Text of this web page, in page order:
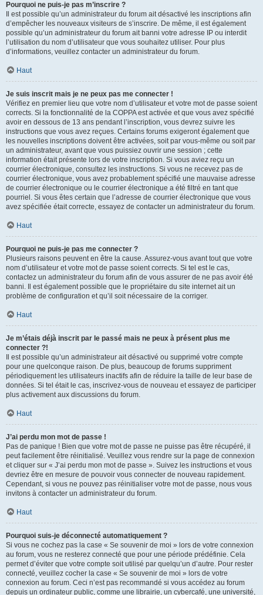
Pourquoi ne puis-je pas m’inscrire ?
Il est possible qu’un administrateur du forum ait désactivé les inscriptions afin
d’empêcher les nouveaux visiteurs de s’inscrire. De même, il est également
possible qu’un administrateur du forum ait banni votre adresse IP ou interdit
l’utilisation du nom d’utilisateur que vous souhaitez utiliser. Pour plus
d’informations, veuillez contacter un administrateur du forum.
Haut
Je suis inscrit mais je ne peux pas me connecter !
Vérifiez en premier lieu que votre nom d’utilisateur et votre mot de passe soient
corrects. Si la fonctionnalité de la COPPA est activée et que vous avez spécifié
avoir en dessous de 13 ans pendant l’inscription, vous devrez suivre les
instructions que vous avez reçues. Certains forums exigeront également que
les nouvelles inscriptions doivent être activées, soit par vous-même ou soit par
un administrateur, avant que vous puissiez ouvrir une session ; cette
information était présente lors de votre inscription. Si vous aviez reçu un
courrier électronique, consultez les instructions. Si vous ne recevez pas de
courrier électronique, vous avez probablement spécifié une mauvaise adresse
de courrier électronique ou le courrier électronique a été filtré en tant que
pourriel. Si vous êtes certain que l’adresse de courrier électronique que vous
avez spécifiée était correcte, essayez de contacter un administrateur du forum.
Haut
Pourquoi ne puis-je pas me connecter ?
Plusieurs raisons peuvent en être la cause. Assurez-vous avant tout que votre
nom d’utilisateur et votre mot de passe soient corrects. Si tel est le cas,
contactez un administrateur du forum afin de vous assurer de ne pas avoir été
banni. Il est également possible que le propriétaire du site internet ait un
problème de configuration et qu’il soit nécessaire de la corriger.
Haut
Je m’étais déjà inscrit par le passé mais ne peux à présent plus me
connecter ?!
Il est possible qu’un administrateur ait désactivé ou supprimé votre compte
pour une quelconque raison. De plus, beaucoup de forums suppriment
périodiquement les utilisateurs inactifs afin de réduire la taille de leur base de
données. Si tel était le cas, inscrivez-vous de nouveau et essayez de participer
plus activement aux discussions du forum.
Haut
J’ai perdu mon mot de passe !
Pas de panique ! Bien que votre mot de passe ne puisse pas être récupéré, il
peut facilement être réinitialisé. Veuillez vous rendre sur la page de connexion
et cliquer sur « J’ai perdu mon mot de passe ». Suivez les instructions et vous
devriez être en mesure de pouvoir vous connecter de nouveau rapidement.
Cependant, si vous ne pouvez pas réinitialiser votre mot de passe, nous vous
invitons à contacter un administrateur du forum.
Haut
Pourquoi suis-je déconnecté automatiquement ?
Si vous ne cochez pas la case « Se souvenir de moi » lors de votre connexion
au forum, vous ne resterez connecté que pour une période prédéfinie. Cela
permet d’éviter que votre compte soit utilisé par quelqu’un d’autre. Pour rester
connecté, veuillez cocher la case « Se souvenir de moi » lors de votre
connexion au forum. Ceci n’est pas recommandé si vous accédez au forum
depuis un ordinateur public, comme une librairie, un cybercafé, une université,